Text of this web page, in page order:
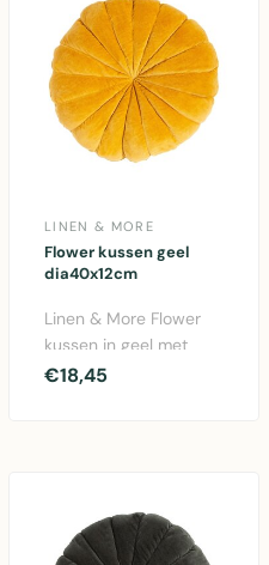
LINEN & MORE
Flower kussen geel
dia40x12cm
Linen & More Flower
kussen in geel met
diameter 40cm.
€18,45